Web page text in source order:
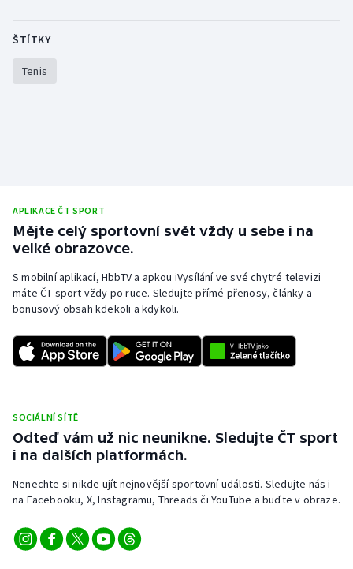
ŠTÍTKY
Tenis
APLIKACE ČT SPORT
Mějte celý sportovní svět vždy u sebe i na
velké obrazovce.
S mobilní aplikací, HbbTV a apkou iVysílání ve své chytré televizi
máte ČT sport vždy po ruce. Sledujte přímé přenosy, články a
bonusový obsah kdekoli a kdykoli.
SOCIÁLNÍ SÍTĚ
Odteď vám už nic neunikne. Sledujte ČT sport
i na dalších platformách.
Nenechte si nikde ujít nejnovější sportovní události. Sledujte nás i
na Facebooku, X, Instagramu, Threads či YouTube a buďte v obraze.